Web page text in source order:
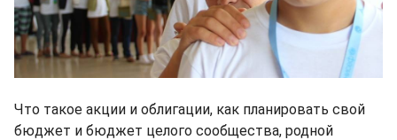
Что такое акции и облигации, как планировать свой
бюджет и бюджет целого сообщества, родной